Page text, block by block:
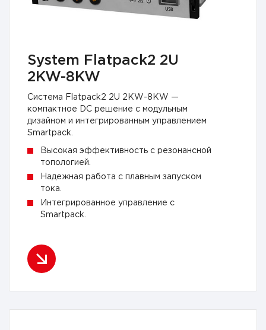
System Flatpack2 2U
2KW-8KW
Система Flatpack2 2U 2KW-8KW —
компактное DC решение с модульным
дизайном и интегрированным управлением
Smartpack.
Высокая эффективность с резонансной
топологией.
Надежная работа с плавным запуском
тока.
Интегрированное управление с
Smartpack.